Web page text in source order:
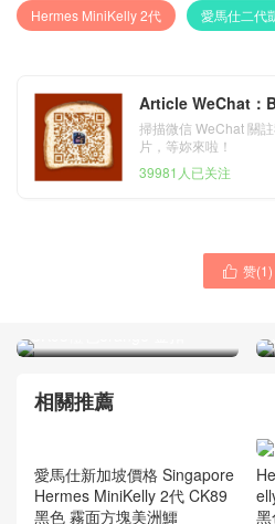
Hermes MiniKelly 2代 愛馬仕二代
Article WeChat：
掃描微信 WeChat 關
片，等妳來啦！
39981人已关注
 赞(1)
愛馬仕鉑金 Hermes Birkin
相關推薦